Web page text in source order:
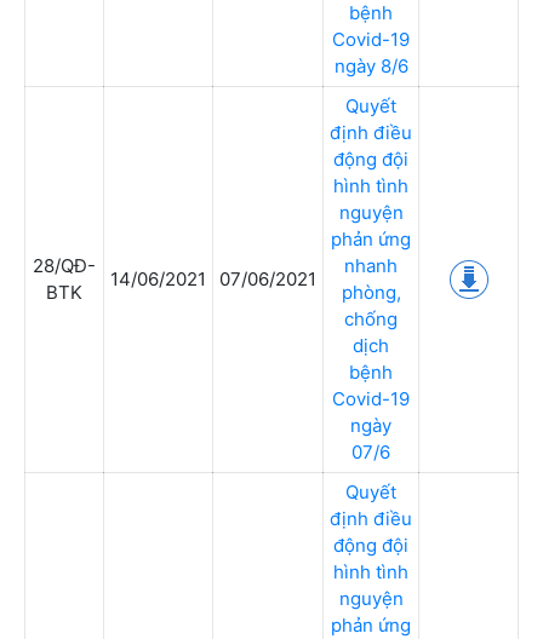
bệnh
Covid-19
ngày 8/6
28/QĐ-
BTK
14/06/2021 07/06/2021
Quyết
định điều
động đội
hình tình
nguyện
phản ứng
nhanh
phòng,
chống
dịch
bệnh
Covid-19
ngày
07/6
Quyết
định điều
động đội
hình tình
nguyện
phản ứng